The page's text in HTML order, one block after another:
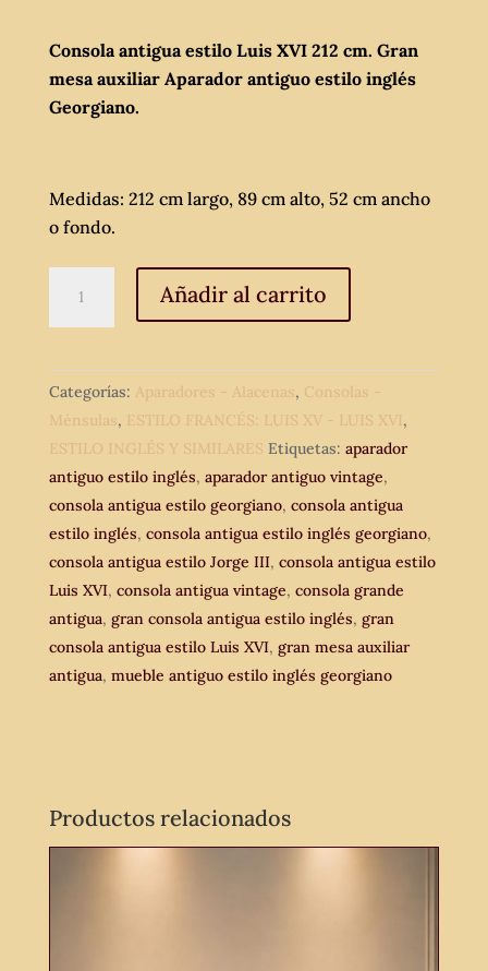
Consola antigua estilo Luis XVI 212 cm. Gran
mesa auxiliar Aparador antiguo estilo inglés
Georgiano.
Medidas: 212 cm largo, 89 cm alto, 52 cm ancho
o fondo.
antigua
Luis
XVI
212
cm.
Gran
mesa
auxiliar
Aparador
antiguo
estilo
inglés
Georgiano.
Añadir al carrito
Categorías: Aparadores - Alacenas, Consolas -
Ménsulas, ESTILO FRANCÉS: LUIS XV - LUIS XVI,
ESTILO INGLÉS Y SIMILARES Etiquetas: aparador
antiguo estilo inglés, aparador antiguo vintage,
consola antigua estilo georgiano, consola antigua
estilo inglés, consola antigua estilo inglés georgiano,
consola antigua estilo Jorge III, consola antigua estilo
Luis XVI, consola antigua vintage, consola grande
antigua, gran consola antigua estilo inglés, gran
consola antigua estilo Luis XVI, gran mesa auxiliar
antigua, mueble antiguo estilo inglés georgiano
Productos relacionados